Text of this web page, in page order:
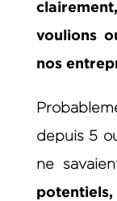
voulions
nos
depuis 5
ne